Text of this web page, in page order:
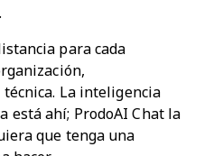
para cada
La inteligencia
está ahí; ProdoAI Chat la
que tenga una